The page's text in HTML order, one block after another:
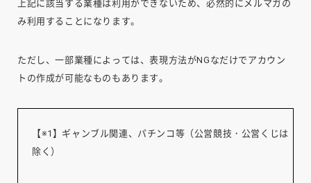
上記に該当する業種は利用ができないため、必然的にメルマガの
み利用することになります。
ただし、一部業種によっては、表現方法がNGなだけでアカウン
トの作成が可能なものもあります。
【※1】ギャンブル関連、パチンコ等（公営競技・公営くじは
除く）